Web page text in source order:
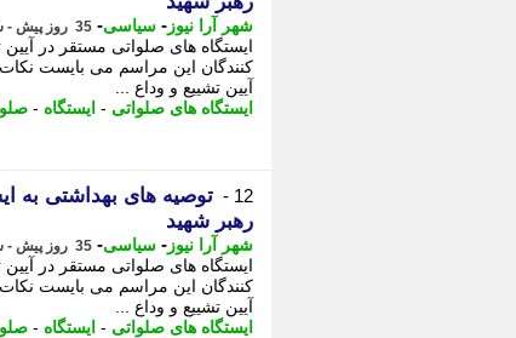
شهر آرا نیوز - سیاسی- 35 روز پیش - شنبه 13 تیر 1405، 09:42
ایستگاه های صلواتی مستقر در
کنندگان این مراسم می بایست نکات
آیین تشییع و وداع ...
ایستگاه های صلواتی - ایستگاه -
12 -
توصیه های بهداشتی به
رهبر شهید
شهر آرا نیوز - سیاسی- 35 روز پیش - شنبه 13 تیر 1405، 09:37
ایستگاه های صلواتی مستقر در
کنندگان این مراسم می بایست نکات
آیین تشییع و وداع ...
ایستگاه های صلواتی - ایستگاه -